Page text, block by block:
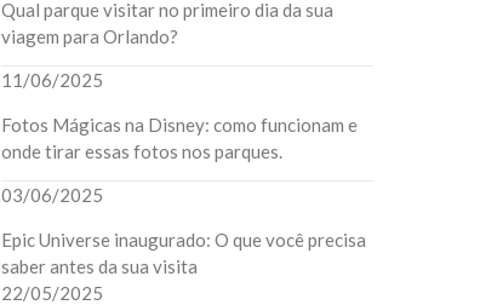
Qual parque visitar no primeiro dia da sua
viagem para Orlando?
11/06/2025
Fotos Mágicas na Disney: como funcionam e
onde tirar essas fotos nos parques.
03/06/2025
Epic Universe inaugurado: O que você precisa
saber antes da sua visita
22/05/2025